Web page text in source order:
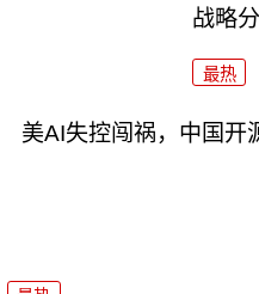
战略
最热
美AI失控闯祸，中国开